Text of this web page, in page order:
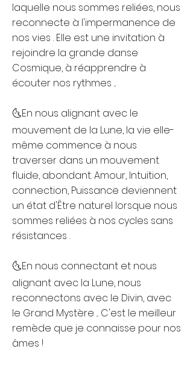
laquelle nous sommes reliées, nous
reconnecte à l'impermanence de
nos vies . Elle est une invitation à
rejoindre la grande danse
Cosmique, à réapprendre à
écouter nos rythmes ...
🌜En nous alignant avec le
mouvement de la Lune, la vie elle-
même commence à nous
traverser dans un mouvement
fluide, abondant. Amour, Intuition,
connection, Puissance deviennent
un état d'Être naturel lorsque nous
sommes reliées à nos cycles sans
résistances .
🌜En nous connectant et nous
alignant avec la Lune, nous
reconnectons avec le Divin, avec
le Grand Mystère ... C'est le meilleur
remède que je connaisse pour nos
âmes !